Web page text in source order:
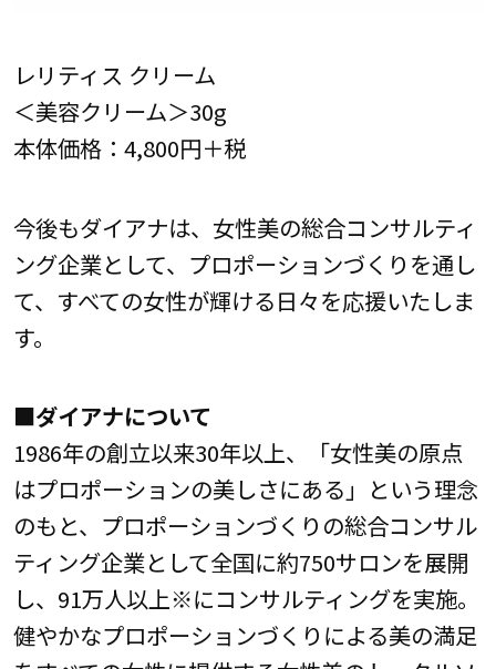
レリティス クリーム
＜美容クリーム＞30g
本体価格：4,800円＋税
今後もダイアナは、女性美の総合コンサルティ
ング企業として、プロポーションづくりを通し
て、すべての女性が輝ける日々を応援いたしま
す。
■ダイアナについて
1986年の創立以来30年以上、「女性美の原点
はプロポーションの美しさにある」という理念
のもと、プロポーションづくりの総合コンサル
ティング企業として全国に約750サロンを展開
し、91万人以上※にコンサルティングを実施。
健やかなプロポーションづくりによる美の満足